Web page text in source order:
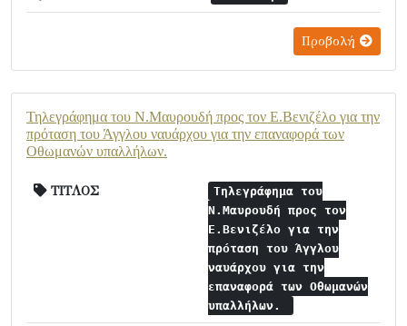
Προβολή
Τηλεγράφημα του Ν.Μαυρουδή προς τον Ε.Βενιζέλο για την
πρόταση του Άγγλου ναυάρχου για την επαναφορά των
Οθωμανών υπαλλήλων.
ΤΙΤΛΟΣ
Τηλεγράφημα του
Ν.Μαυρουδή προς τον
Ε.Βενιζέλο για την
πρόταση του Άγγλου
ναυάρχου για την
επαναφορά των Οθωμανών
υπαλλήλων.